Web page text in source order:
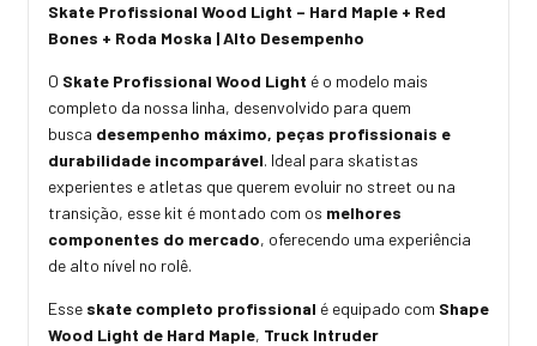
Skate Profissional Wood Light – Hard Maple + Red
Bones + Roda Moska | Alto Desempenho
O Skate Profissional Wood Light é o modelo mais
completo da nossa linha, desenvolvido para quem
busca desempenho máximo, peças profissionais e
durabilidade incomparável. Ideal para skatistas
experientes e atletas que querem evoluir no street ou na
transição, esse kit é montado com os melhores
componentes do mercado, oferecendo uma experiência
de alto nível no rolê.
Esse skate completo profissional é equipado com Shape
Wood Light de Hard Maple, Truck Intruder